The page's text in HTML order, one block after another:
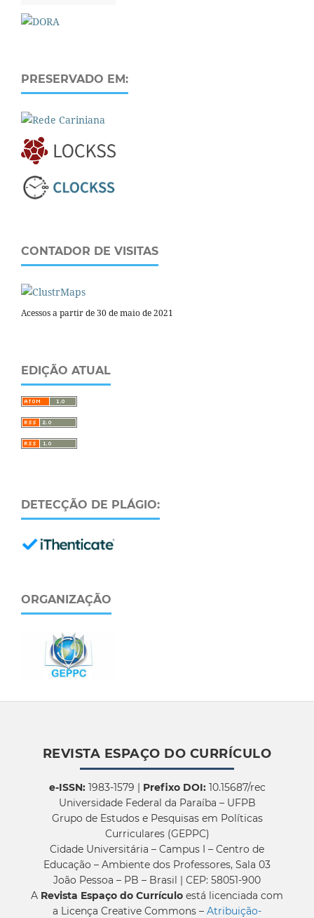
PRESERVADO EM:
CONTADOR DE VISITAS
Acessos a partir de 30 de maio de 2021
EDIÇÃO ATUAL
DETECÇÃO DE PLÁGIO:
ORGANIZAÇÃO
REVISTA ESPAÇO DO CURRÍCULO
e-ISSN:1983-1579 | Prefixo DOI:10.15687/rec
Universidade Federal da Paraíba – UFPB
Grupo de Estudos e Pesquisas em Políticas
Curriculares (GEPPC)
Cidade Universitária – Campus I – Centro de
Educação – Ambiente dos Professores, Sala 03
João Pessoa – PB – Brasil | CEP: 58051-900
A Revista Espaço do Currículo está licenciada com
a Licença Creative Commons – Atribuição-